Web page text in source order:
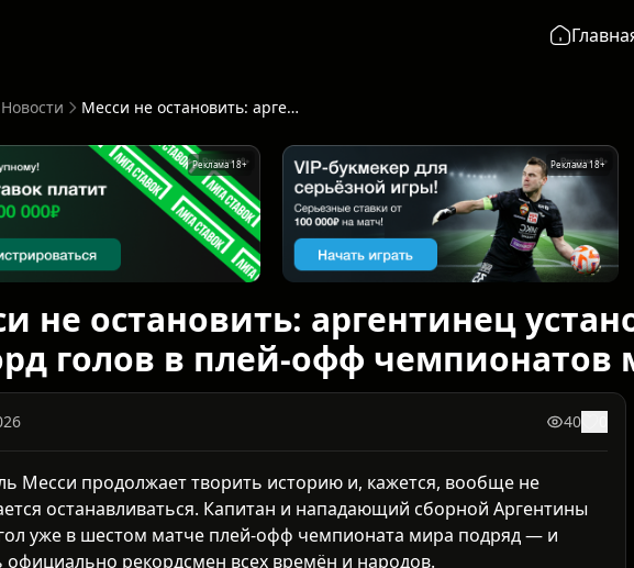
Новости Месси не остановить: аргентинец установил невероятный рекорд голов в плей-офф чемпионатов мира
Реклама 18+ Реклама 18+
не остановить: аргентинец
голов в плей-офф чемпионатов
40
Месси продолжает творить историю и, кажется, вообще не
останавливаться. Капитан и нападающий сборной Аргентины
уже в шестом матче плей-офф чемпионата мира подряд — и
официально рекордсмен всех времён и народов.